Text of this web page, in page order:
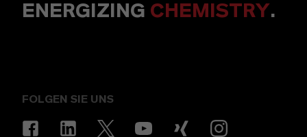
ENERGIZING CHEMISTRY.
FOLGEN SIE UNS